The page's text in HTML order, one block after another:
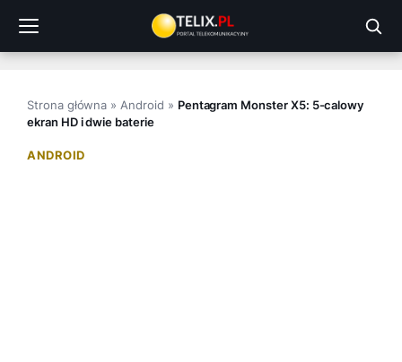
treści
Strona główna » Android » Pentagram Monster X5: 5-calowy
ekran HD i dwie baterie
ANDROID